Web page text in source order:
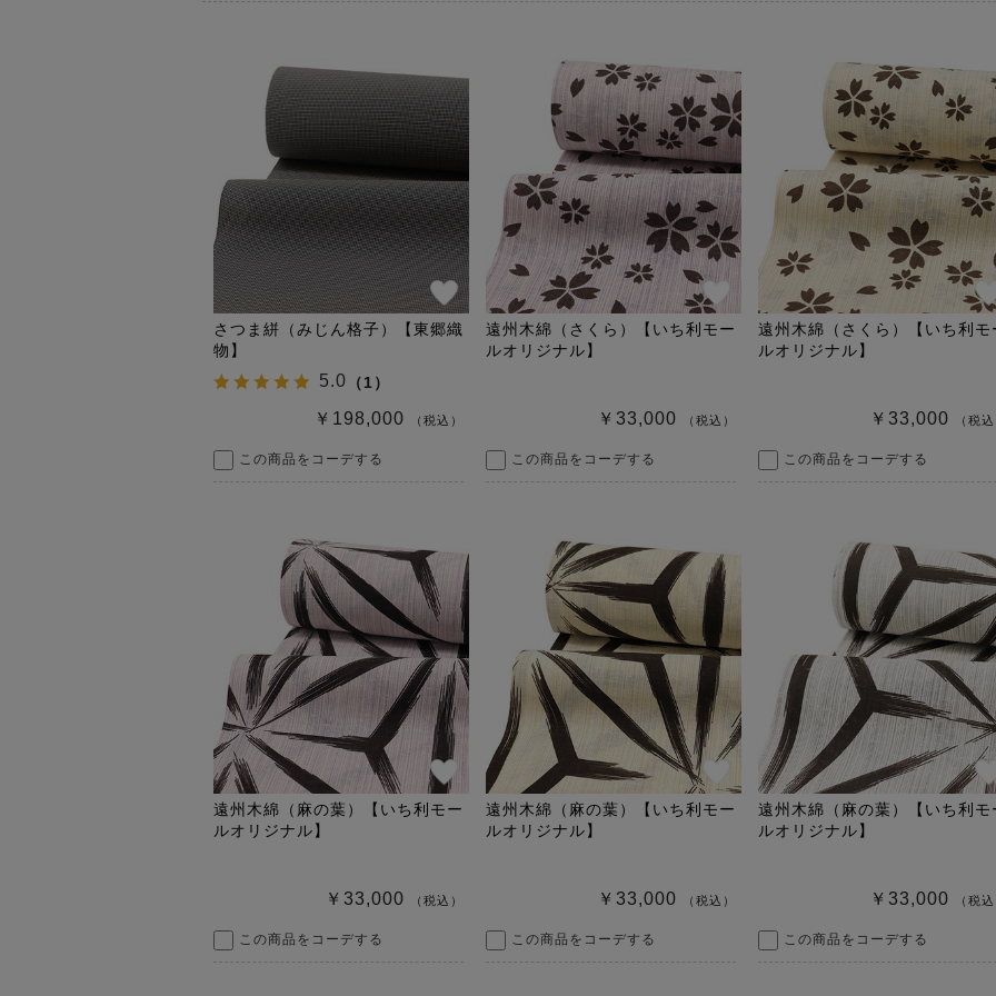
さつま絣（みじん格子）【東郷織
物】
5.0 （1 ）
￥198,000 （税込）
この商品をコーデする
遠州木綿（さくら）【いち利モー
ルオリジナル】
￥33,000 （税込）
この商品をコーデする
遠州木綿（さくら）【いち利モ
ルオリジナル】
￥33,000 （税
この商品をコーデする
遠州木綿（麻の葉）【いち利モー
ルオリジナル】
￥33,000 （税込）
この商品をコーデする
遠州木綿（麻の葉）【いち利モー
ルオリジナル】
￥33,000 （税込）
この商品をコーデする
遠州木綿（麻の葉）【いち利モ
ルオリジナル】
￥33,000 （税
この商品をコーデする